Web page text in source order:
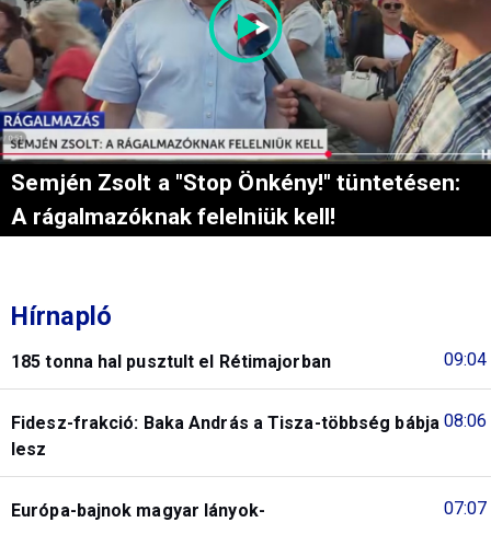
Semjén Zsolt a "Stop Önkény!" tüntetésen:
A rágalmazóknak felelniük kell!
Hírnapló
09:04
185 tonna hal pusztult el Rétimajorban
08:06
Fidesz-frakció: Baka András a Tisza-többség bábja
lesz
07:07
Európa-bajnok magyar lányok-